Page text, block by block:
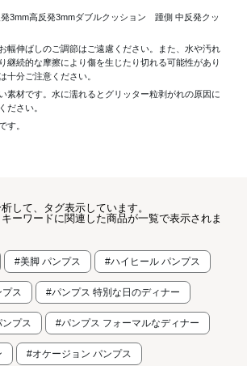
3mm高反発3mmダブルクッション 踵側 中反発クッ
幅伸ばしのご調節はご遠慮ください。また、水や汚れ
継続的な摩擦により傷を生じたり切れる可能性があり
十分ご注意ください。
素材です。水に濡れるとグリッター粒剥がれの原因に
ださい。
す。
して、タグ表示しています。
ーワードに関連した商品が一覧で表示されま
#美脚 パンプス #ハイヒール パンプス
ス #パンプス 特別な日のディナー
プス #パンプス フォーマルなディナー
#オケージョン パンプス